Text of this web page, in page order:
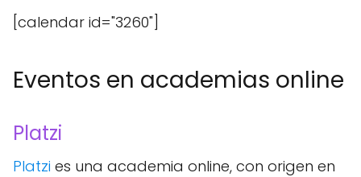
[calendar id="3260"]
Eventos en academias online
Platzi
Platzi es una academia online, con origen en